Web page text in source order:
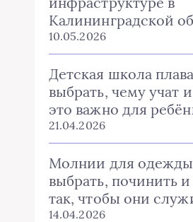
Калининградской
10.05.2026
Детская школа
выбрать, чему учат
это важно для
21.04.2026
Молнии для
выбрать, починить и
так, чтобы они
14.04.2026